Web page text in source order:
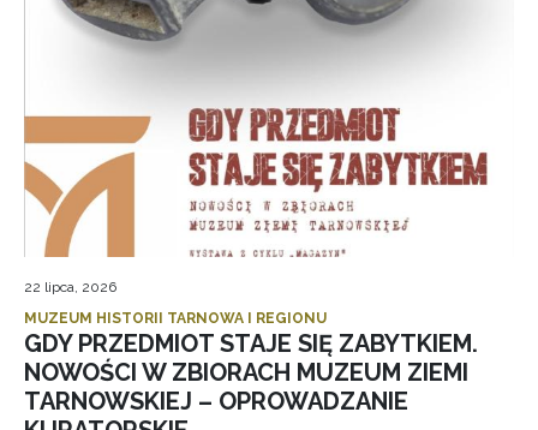
22 lipca, 2026
MUZEUM HISTORII TARNOWA I REGIONU
GDY PRZEDMIOT STAJE SIĘ ZABYTKIEM.
NOWOŚCI W ZBIORACH MUZEUM ZIEMI
TARNOWSKIEJ – OPROWADZANIE